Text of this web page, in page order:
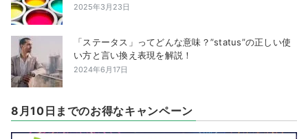
2025年3月23日
「ステータス」ってどんな意味？”status”の正しい使
い方と言い換え表現を解説！
2024年6月17日
8月10日までのお得なキャンペーン